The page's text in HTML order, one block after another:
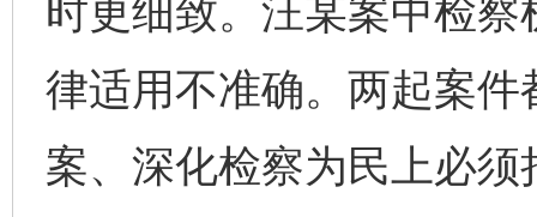
时更细致。汪某案中检
律适用不准确。两起案
案、深化检察为民上必须